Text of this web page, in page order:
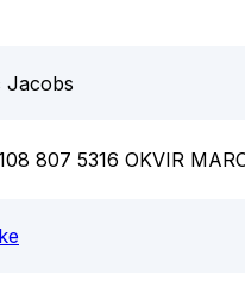
Jacobs
807 5316 OKVIR